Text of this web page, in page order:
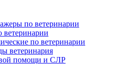
по ветеринарии
по ветеринарии
ветеринария
помощи и СЛР